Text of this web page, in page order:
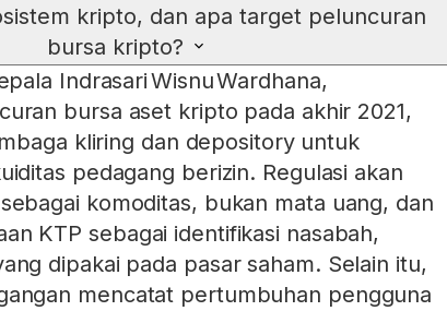
kripto, dan apa target peluncuran
bursa kripto?
Indrasari Wisnu Wardhana,
bursa aset kripto pada akhir 2021,
kliring dan depository untuk
pedagang berizin. Regulasi akan
komoditas, bukan mata uang, dan
KTP sebagai identifikasi nasabah,
dipakai pada pasar saham. Selain itu,
mencatat pertumbuhan pengguna